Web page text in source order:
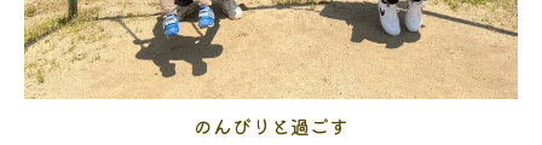
のんびりと過ごす